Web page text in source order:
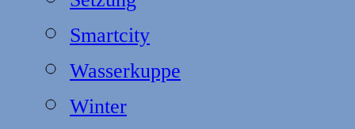
Smartcity
Wasserkuppe
Winter